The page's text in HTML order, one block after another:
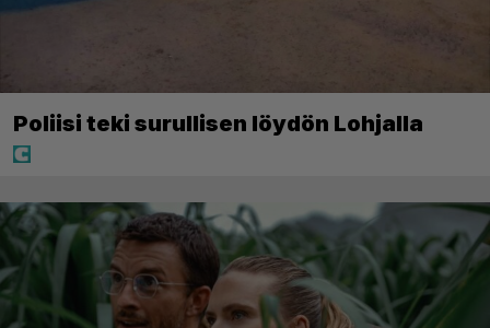
Poliisi teki surullisen löydön Lohjalla